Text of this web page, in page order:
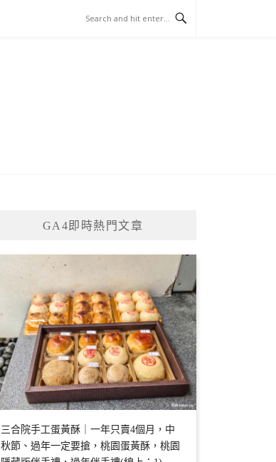
GA4即時熱門文章
三合院手工蛋黃酥｜一年只賣4個月，中
秋節、過年一定要搶，桃園蛋黃酥，桃園